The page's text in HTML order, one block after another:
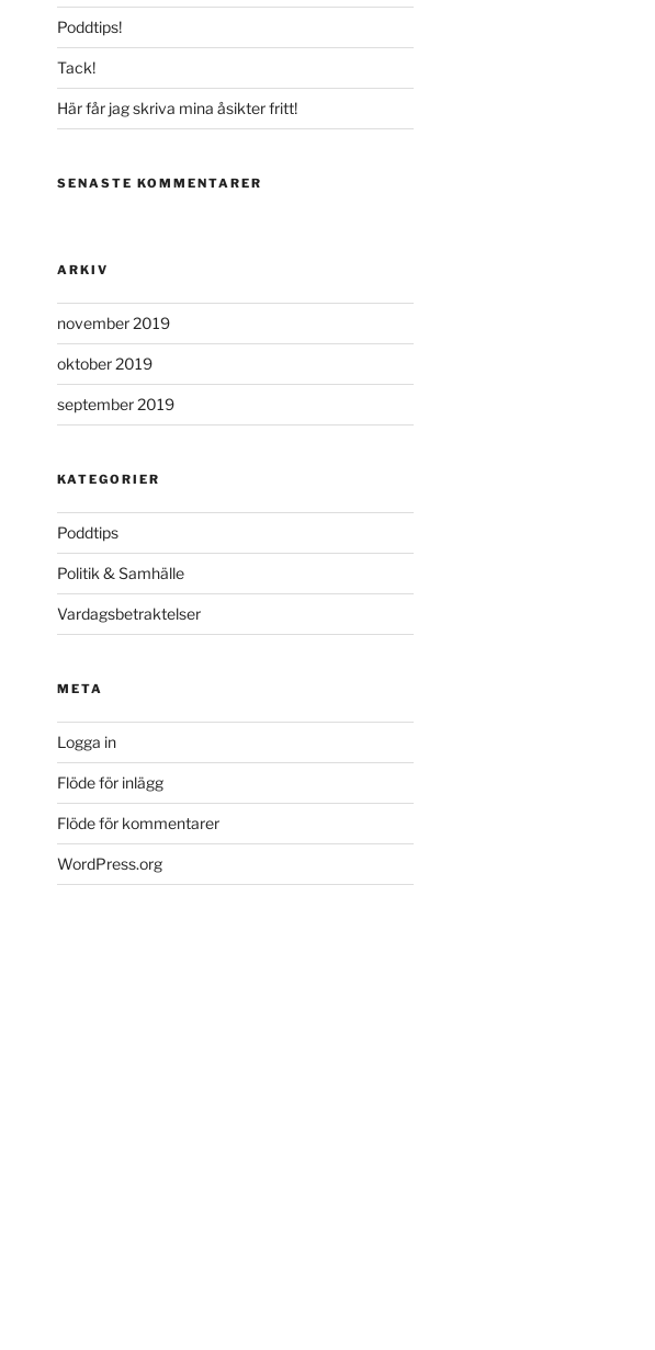
Poddtips!
Tack!
Här får jag skriva mina åsikter fritt!
SENASTE KOMMENTARER
ARKIV
november 2019
oktober 2019
september 2019
KATEGORIER
Poddtips
Politik & Samhälle
Vardagsbetraktelser
META
Logga in
Flöde för inlägg
Flöde för kommentarer
WordPress.org